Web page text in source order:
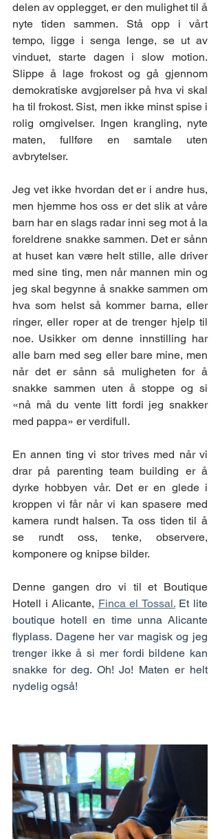
delen av opplegget, er den mulighet til å
nyte tiden sammen. Stå opp i vårt
tempo, ligge i senga lenge, se ut av
vinduet, starte dagen i slow motion.
Slippe å lage frokost og gå gjennom
demokratiske avgjørelser på hva vi skal
ha til frokost. Sist, men ikke minst spise i
rolig omgivelser. Ingen krangling, nyte
maten, fullføre en samtale uten
avbrytelser.
Jeg vet ikke hvordan det er i andre hus,
men hjemme hos oss er det slik at våre
barn har en slags radar inni seg mot å la
foreldrene snakke sammen. Det er sånn
at huset kan være helt stille, alle driver
med sine ting, men når mannen min og
jeg skal begynne å snakke sammen om
hva som helst så kommer barna, eller
ringer, eller roper at de trenger hjelp til
noe. Usikker om denne innstilling har
alle barn med seg eller bare mine, men
når det er sånn så muligheten for å
snakke sammen uten å stoppe og si
«nå må du vente litt fordi jeg snakker
med pappa» er verdifull.
En annen ting vi stor trives med når vi
drar på parenting team building er å
dyrke hobbyen vår. Det er en glede i
kroppen vi får når vi kan spasere med
kamera rundt halsen. Ta oss tiden til å
se rundt oss, tenke, observere,
komponere og knipse bilder.
Denne gangen dro vi til et Boutique
Hotell i Alicante, Finca el Tossal. Et lite
boutique hotell en time unna Alicante
flyplass. Dagene her var magisk og jeg
trenger ikke å si mer fordi bildene kan
snakke for deg. Oh! Jo! Maten er helt
nydelig også!